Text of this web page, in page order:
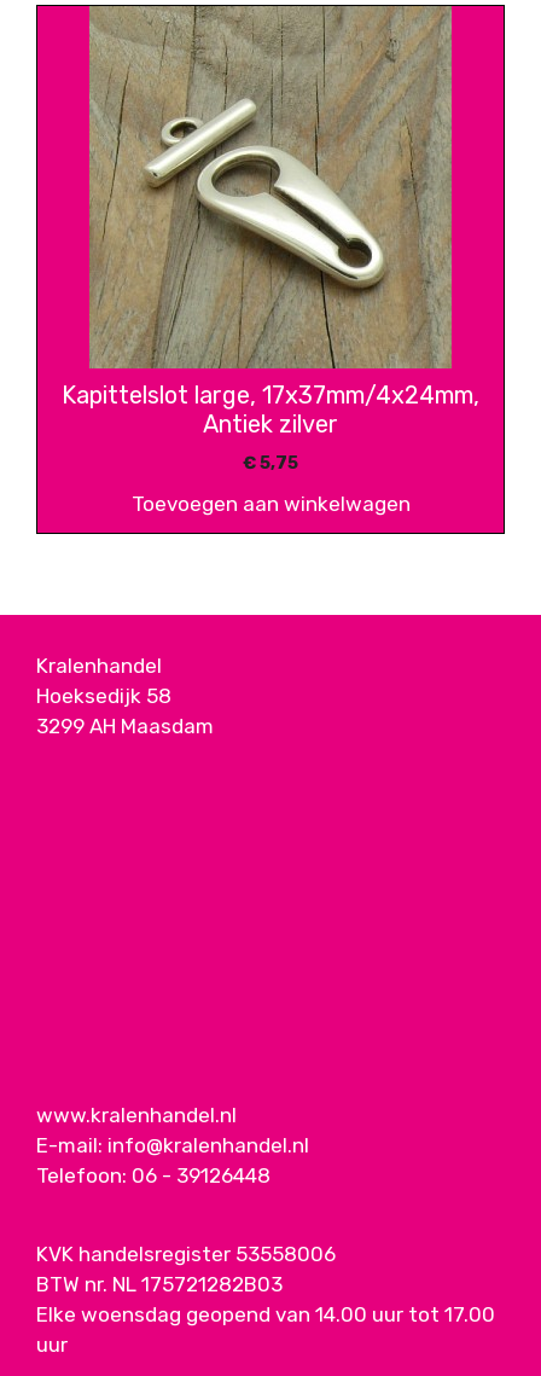
Kapittelslot large, 17x37mm/4x24mm,
Antiek zilver
€5,75
Toevoegen aan winkelwagen
Kralenhandel
Hoeksedijk 58
3299 AH Maasdam
www.kralenhandel.nl
E-mail: info@kralenhandel.nl
Telefoon: 06 - 39126448
KVK handelsregister 53558006
BTW nr. NL 175721282B03
Elke woensdag geopend van 14.00 uur tot 17.00
uur